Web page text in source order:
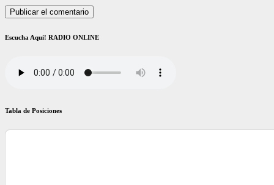
Escucha Aquí! RADIO ONLINE
Tabla de Posiciones